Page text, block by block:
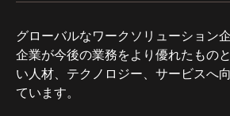
グローバルなワークソリューション
企業が今後の業務をより優れたもの
い人材、テクノロジー、サービスへ
ています。